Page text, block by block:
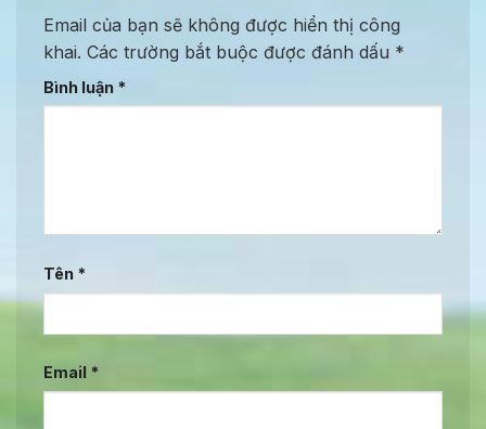
Email của bạn sẽ không được hiển thị công
khai. Các trường bắt buộc được đánh dấu *
Bình luận *
Tên *
Email *